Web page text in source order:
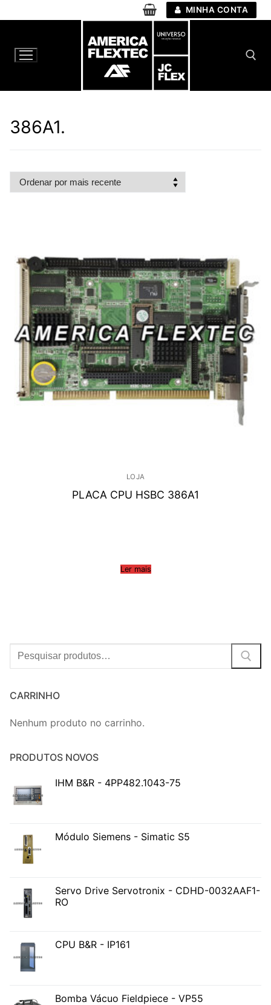
para
conteúdo
MINHA CONTA
386A1.
LOJA
PLACA CPU HSBC 386A1
Ler mais
Procurar:
CARRINHO
Nenhum produto no carrinho.
PRODUTOS NOVOS
IHM B&R - 4PP482.1043-75
Módulo Siemens - Simatic S5
Servo Drive Servotronix - CDHD-0032AAF1-
RO
CPU B&R - IP161
Bomba Vácuo Fieldpiece - VP55